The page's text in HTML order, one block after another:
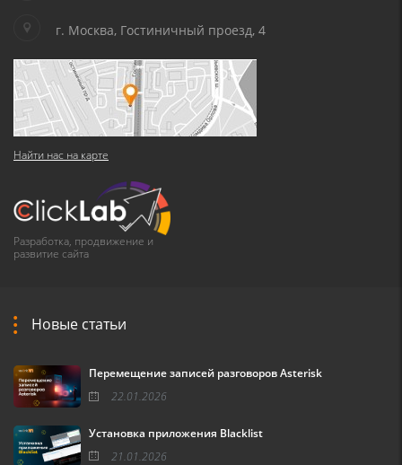
г. Москва, Гостиничный проезд, 4
Найти нас на карте
Разработка, продвижение и
развитие сайта
Новые статьи
Перемещение записей разговоров Asterisk
22.01.2026
Установка приложения Blacklist
21.01.2026